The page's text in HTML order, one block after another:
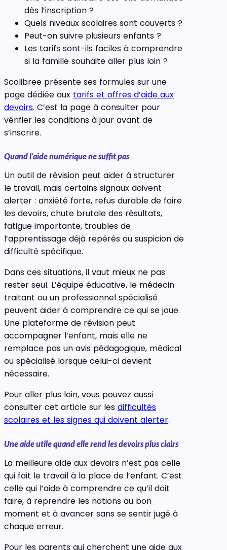
dès l’inscription ?
Quels niveaux scolaires sont couverts ?
Peut-on suivre plusieurs enfants ?
Les tarifs sont-ils faciles à comprendre
si la famille souhaite aller plus loin ?
Scolibree présente ses formules sur une
page dédiée aux tarifs et offres d’aide aux
devoirs. C’est la page à consulter pour
vérifier les conditions à jour avant de
s’inscrire.
Quand l’aide numérique ne suffit pas
Un outil de révision peut aider à structurer
le travail, mais certains signaux doivent
alerter : anxiété forte, refus durable de faire
les devoirs, chute brutale des résultats,
fatigue importante, troubles de
l’apprentissage déjà repérés ou suspicion de
difficulté spécifique.
Dans ces situations, il vaut mieux ne pas
rester seul. L’équipe éducative, le médecin
traitant ou un professionnel spécialisé
peuvent aider à comprendre ce qui se joue.
Une plateforme de révision peut
accompagner l’enfant, mais elle ne
remplace pas un avis pédagogique, médical
ou spécialisé lorsque celui-ci devient
nécessaire.
Pour aller plus loin, vous pouvez aussi
consulter cet article sur les difficultés
scolaires et les signes qui doivent alerter.
Une aide utile quand elle rend les devoirs plus clairs
La meilleure aide aux devoirs n’est pas celle
qui fait le travail à la place de l’enfant. C’est
celle qui l’aide à comprendre ce qu’il doit
faire, à reprendre les notions au bon
moment et à avancer sans se sentir jugé à
chaque erreur.
Pour les parents qui cherchent une aide aux